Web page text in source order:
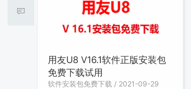
用友U8 V16.1软件正版安装包
免费下载试用
软件安装包免费下载 / 2021-09-29